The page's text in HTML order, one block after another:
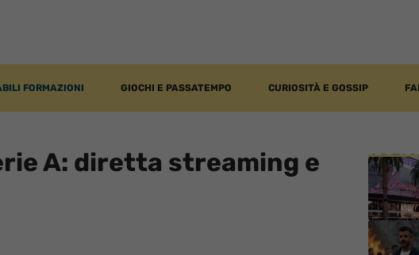
FORMAZIONI GIOCHI E PASSATEMPO CURIOSITÀ E GOSSIP
A: diretta streaming e